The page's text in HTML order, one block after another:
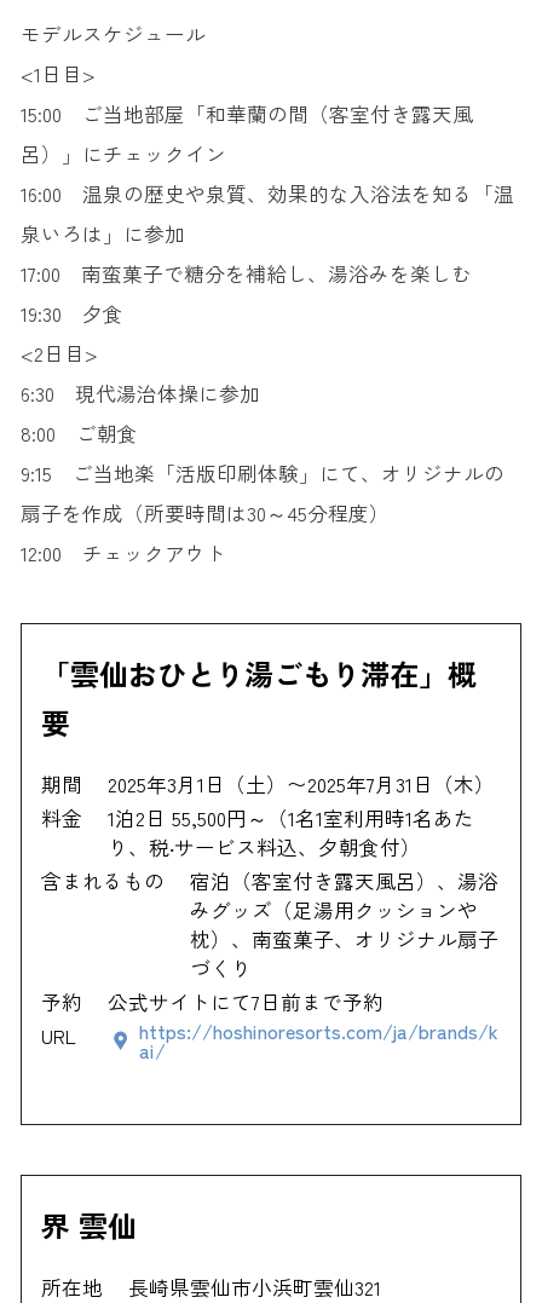
モデルスケジュール
<1日目>
15:00 ご当地部屋「和華蘭の間（客室付き露天風
呂）」にチェックイン
16:00 温泉の歴史や泉質、効果的な入浴法を知る「温
泉いろは」に参加
17:00 南蛮菓子で糖分を補給し、湯浴みを楽しむ
19:30 夕食
<2日目>
6:30 現代湯治体操に参加
8:00 ご朝食
9:15 ご当地楽「活版印刷体験」にて、オリジナルの
扇子を作成（所要時間は30～45分程度）
12:00 チェックアウト
「雲仙おひとり湯ごもり滞在」概
要
期間
2025年3月1日（土）〜2025年7月31日（木）
料金
1泊2日 55,500円～（1名1室利用時1名あた
り、税‧サービス料込、夕朝食付）
含まれるもの
宿泊（客室付き露天風呂）、湯浴
みグッズ（足湯用クッションや
枕）、南蛮菓子、オリジナル扇子
づくり
予約
公式サイトにて7日前まで予約
URL
https://hoshinoresorts.com/ja/brands/k
ai/
界 雲仙
所在地
長崎県雲仙市小浜町雲仙321